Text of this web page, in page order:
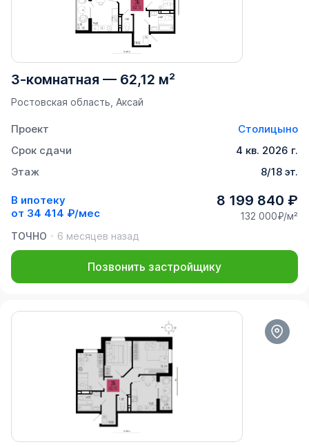
3-комнатная — 62,12 м²
Ростовская область, Аксай
Проект
Столицыно
Срок сдачи
4 кв. 2026 г.
Этаж
8/18 эт.
В ипотеку
от 34 414 ₽/мес
8 199 840 ₽
132 000₽/м²
ТОЧНО
6 месяцев назад
Позвонить застройщику